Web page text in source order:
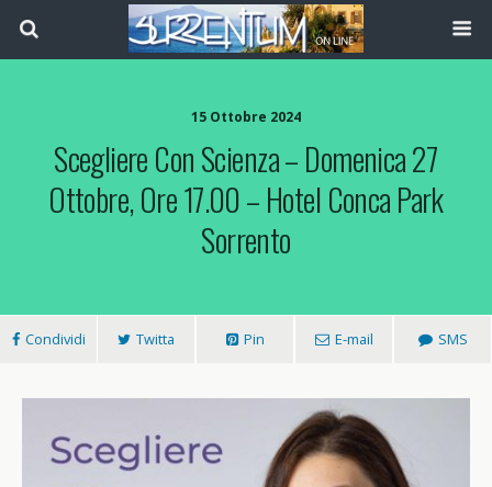
15 Ottobre 2024
Scegliere Con Scienza – Domenica 27
Ottobre, Ore 17.00 – Hotel Conca Park
Sorrento
Condividi Twitta Pin E-mail SMS